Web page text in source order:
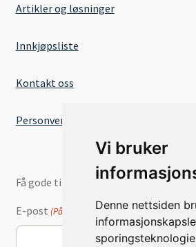
Vi bruker
Denne nettsiden
Artikler og løsninger
Innkjøpsliste
Kontakt oss
Personvernserklæring
Få gode tilbud og nyheter på e-post
E-post (Påkrevd)